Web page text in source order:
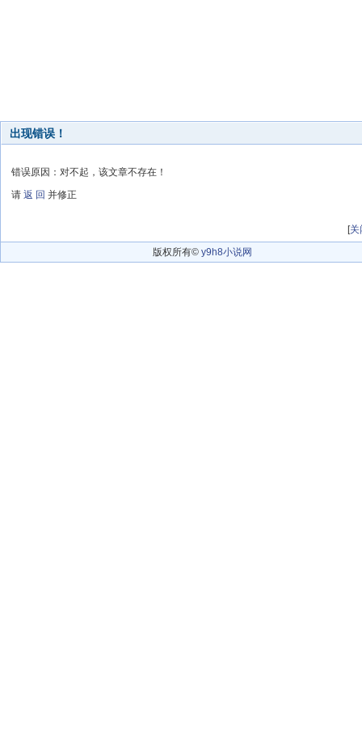
出现错误！
错误原因：对不起，该文章不存在！
请 返 回 并修正
[关
版权所有© y9h8小说网